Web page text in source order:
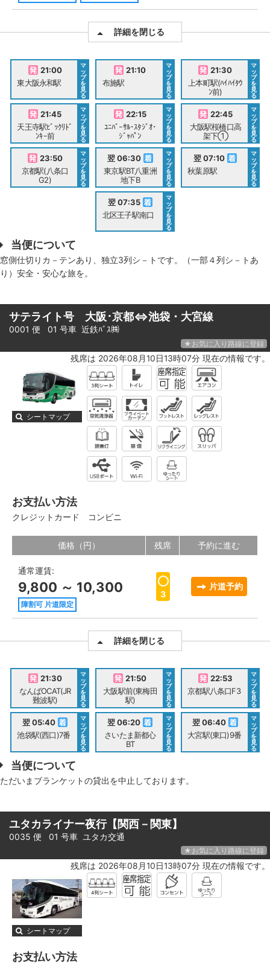
詳細を閉じる
21:00
東大阪永和駅
マ
ッ
プ
を
見
る
21:10
布施駅
マ
ッ
プ
を
見
る
21:30
上本町駅(ﾊｲﾊｲﾀｳ
ﾝ前)
マ
ッ
プ
を
見
る
21:45
天王寺駅ﾋﾞｯｸﾘﾄﾞ
ﾝｷｰ前
マ
ッ
プ
を
見
る
22:15
ﾕﾆﾊﾞｰｻﾙ･ｽﾀｼﾞｵ･
ｼﾞｬﾊﾟﾝ
マ
ッ
プ
を
見
る
22:45
大阪駅桜橋口高
架下①
マ
ッ
プ
を
見
る
23:50
京都駅(八条口
G2)
マ
ッ
プ
を
見
る
翌 06:30
東京駅BT八重洲
地下B
マ
ッ
プ
を
見
る
翌 07:10
秋葉原駅
マ
ッ
プ
を
見
る
翌 07:35
北区王子駅南口
マ
ッ
プ
を
見
る
当便について
窓側仕切りカ－テンあり、独立3列シ－トです。（一部４列シ－トあ
り）安全・安心な旅を。
サテライト号 大阪･京都⇔池袋・大宮線
0001 便 01 号車 近鉄ﾊﾞｽ㈱
★お気に入り路線に登録
残席は 2026年08月10日13時07分 現在の情報です。
シートマップ
お支払い方法
クレジットカード コンビニ
価格（円） 残席 予約に進む
通常運賃:
9,800 ～ 10,300
障割可 片道限定
3
片道予約
詳細を閉じる
21:30
なんばOCAT(JR
難波駅)
マ
ッ
プ
を
見
る
21:50
大阪駅前(東梅田
駅)
マ
ッ
プ
を
見
る
22:53
京都駅八条口F3
マ
ッ
プ
を
見
る
翌 05:40
池袋駅(西口)7番
マ
ッ
プ
を
見
る
翌 06:20
さいたま新都心
BT
マ
ッ
プ
を
見
る
翌 06:40
大宮駅(東口)9番
マ
ッ
プ
を
見
る
当便について
ただいまブランケットの貸出を中止しております。
ユタカライナー夜行【関西－関東】
0035 便 01 号車 ユタカ交通
★お気に入り路線に登録
残席は 2026年08月10日13時07分 現在の情報です。
シートマップ
お支払い方法